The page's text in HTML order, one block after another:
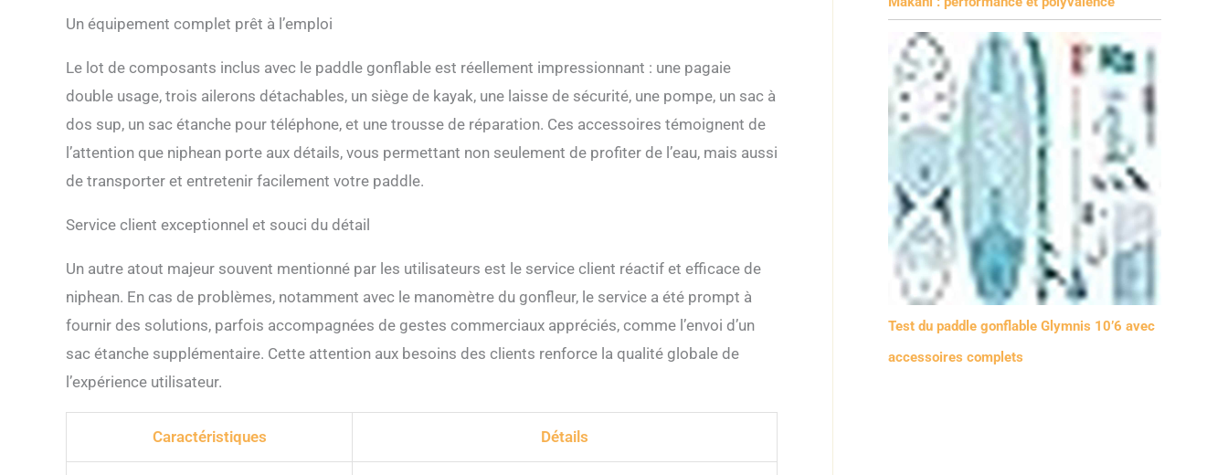
Un équipement complet prêt à l’emploi
Le lot de composants inclus avec le paddle gonflable est réellement impressionnant : une pagaie
double usage, trois ailerons détachables, un siège de kayak, une laisse de sécurité, une pompe, un sac à
dos sup, un sac étanche pour téléphone, et une trousse de réparation. Ces accessoires témoignent de
l’attention que niphean porte aux détails, vous permettant non seulement de profiter de l’eau, mais aussi
de transporter et entretenir facilement votre paddle.
Service client exceptionnel et souci du détail
Un autre atout majeur souvent mentionné par les utilisateurs est le service client réactif et efficace de
niphean. En cas de problèmes, notamment avec le manomètre du gonfleur, le service a été prompt à
fournir des solutions, parfois accompagnées de gestes commerciaux appréciés, comme l’envoi d’un
sac étanche supplémentaire. Cette attention aux besoins des clients renforce la qualité globale de
l’expérience utilisateur.
Caractéristiques Détails
Test du paddle gonflable Glymnis 10’6 avec
accessoires complets